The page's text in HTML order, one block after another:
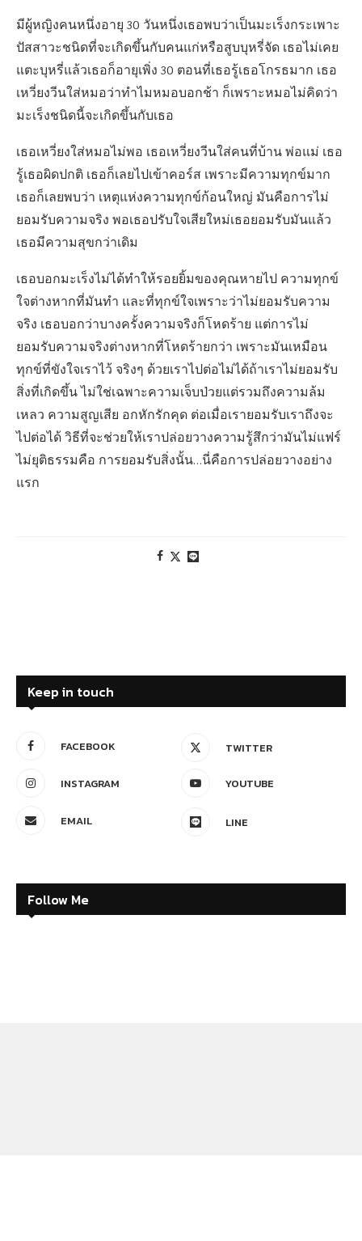
มีผู้หญิงคนหนึ่งอายุ 30 วันหนึ่งเธอพบว่าเป็นมะเร็งกระเพาะ
ปัสสาวะชนิดที่จะเกิดขึ้นกับคนแก่หรือสูบบุหรี่จัด เธอไม่เคย
แตะบุหรี่แล้วเธอก็อายุเพิ่ง 30 ตอนที่เธอรู้เธอโกรธมาก เธอ
เหวี่ยงวีนใส่หมอว่าทำไมหมอบอกช้า ก็เพราะหมอไม่คิดว่า
มะเร็งชนิดนี้จะเกิดขึ้นกับเธอ
เธอเหวี่ยงใส่หมอไม่พอ เธอเหวี่ยงวีนใส่คนที่บ้าน พ่อแม่ เธอ
รู้เธอผิดปกติ เธอก็เลยไปเข้าคอร์ส เพราะมีความทุกข์มาก
เธอก็เลยพบว่า เหตุแห่งความทุกข์ก้อนใหญ่ มันคือการไม่
ยอมรับความจริง พอเธอปรับใจเสียใหม่เธอยอมรับมันแล้ว
เธอมีความสุขกว่าเดิม
เธอบอกมะเร็งไม่ได้ทำให้รอยยิ้มของคุณหายไป ความทุกข์
ใจต่างหากที่มันทำ และที่ทุกข์ใจเพราะว่าไม่ยอมรับความ
จริง เธอบอกว่าบางครั้งความจริงก็โหดร้าย แต่การไม่
ยอมรับความจริงต่างหากที่โหดร้ายกว่า เพราะมันเหมือน
ทุกข์ที่ขังใจเราไว้ จริงๆ ด้วยเราไปต่อไม่ได้ถ้าเราไม่ยอมรับ
สิ่งที่เกิดขึ้น ไม่ใช่เฉพาะความเจ็บป่วยแต่รวมถึงความล้ม
เหลว ความสูญเสีย อกหักรักคุด ต่อเมื่อเรายอมรับเราถึงจะ
ไปต่อได้ วิธีที่จะช่วยให้เราปล่อยวางความรู้สึกว่ามันไม่แฟร์
ไม่ยุติธรรมคือ การยอมรับสิ่งนั้น…นี่คือการปล่อยวางอย่าง
แรก
Keep in touch
FACEBOOK TWITTER
INSTAGRAM YOUTUBE
EMAIL LINE
Follow Me